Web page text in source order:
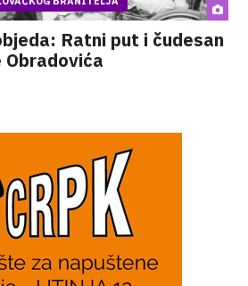
Ratni put i čudesan
Obradovića